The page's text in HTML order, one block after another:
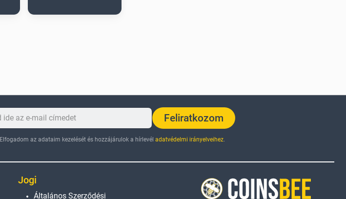
Feliratkozom
Elfogadom az adataim kezelését és hozzájárulok a hírlevél adatvédelmi irányelveihez.
Jogi
Általános Szerződési